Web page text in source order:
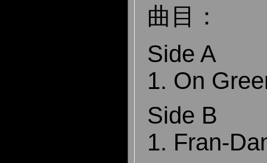
曲目：
Side A
1. On
Side B
1. Fran-